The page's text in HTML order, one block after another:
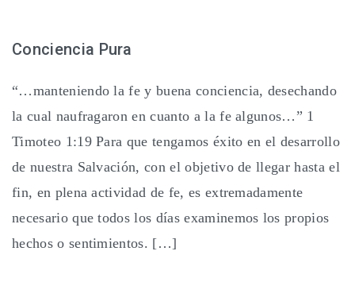
Conciencia Pura
“…manteniendo la fe y buena conciencia, desechando
la cual naufragaron en cuanto a la fe algunos…” 1
Timoteo 1:19 Para que tengamos éxito en el desarrollo
de nuestra Salvación, con el objetivo de llegar hasta el
fin, en plena actividad de fe, es extremadamente
necesario que todos los días examinemos los propios
hechos o sentimientos. […]